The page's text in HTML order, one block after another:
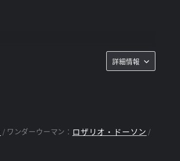
詳細情報
ワンダーウーマン： ロザリオ・ドーソン